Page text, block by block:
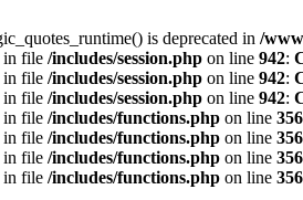
is deprecated in /
in file /includes/session.php on line 942:
in file /includes/session.php on line 942:
in file /includes/session.php on line 942:
in file /includes/functions.php on line
in file /includes/functions.php on line
in file /includes/functions.php on line
in file /includes/functions.php on line